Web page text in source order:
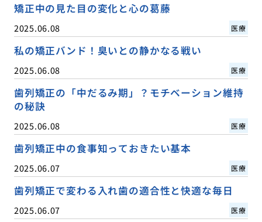
矯正中の見た目の変化と心の葛藤
2025.06.08 医療
私の矯正バンド！臭いとの静かなる戦い
2025.06.08 医療
歯列矯正の「中だるみ期」？モチベーション維持
の秘訣
2025.06.08 医療
歯列矯正中の食事知っておきたい基本
2025.06.07 医療
歯列矯正で変わる入れ歯の適合性と快適な毎日
2025.06.07 医療